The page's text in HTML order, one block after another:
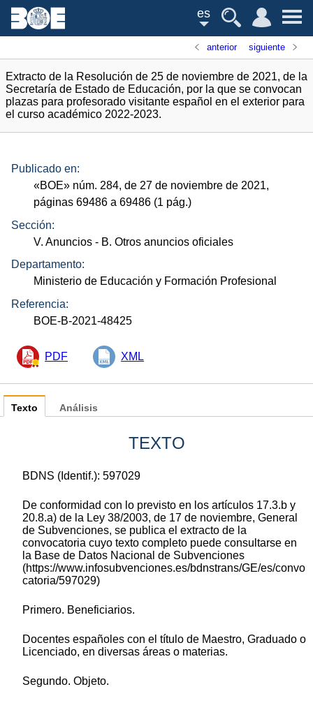
es
anterior siguiente
Extracto de la Resolución de 25 de noviembre de 2021, de la
Secretaría de Estado de Educación, por la que se convocan
plazas para profesorado visitante español en el exterior para
el curso académico 2022-2023.
Publicado en:
«BOE» núm. 284, de 27 de noviembre de 2021,
páginas 69486 a 69486 (1 pág.)
Sección:
V. Anuncios - B. Otros anuncios oficiales
Departamento:
Ministerio de Educación y Formación Profesional
Referencia:
BOE-B-2021-48425
PDF XML
Texto
TEXTO
BDNS (Identif.): 597029
De conformidad con lo previsto en los artículos 17.3.b y
20.8.a) de la Ley 38/2003, de 17 de noviembre, General
de Subvenciones, se publica el extracto de la
convocatoria cuyo texto completo puede consultarse en
la Base de Datos Nacional de Subvenciones
(https://www.infosubvenciones.es/bdnstrans/GE/es/convo
catoria/597029)
Primero. Beneficiarios.
Docentes españoles con el título de Maestro, Graduado o
Licenciado, en diversas áreas o materias.
Segundo. Objeto.
Análisis